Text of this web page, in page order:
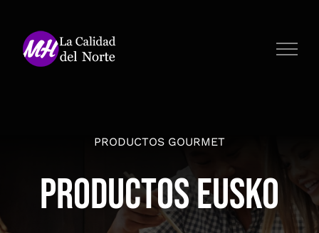
contenido
PRODUCTOS GOURMET
Productos Eusko